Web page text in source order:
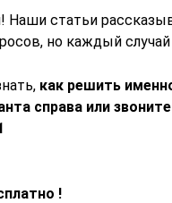
Наши статьи
но каждый
как решить
справа или
!